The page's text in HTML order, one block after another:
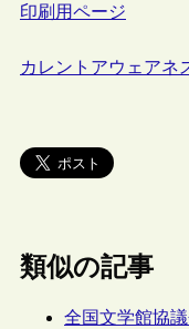
印刷用ページ
カレントアウェアネ
類似の記事
全国文学館協